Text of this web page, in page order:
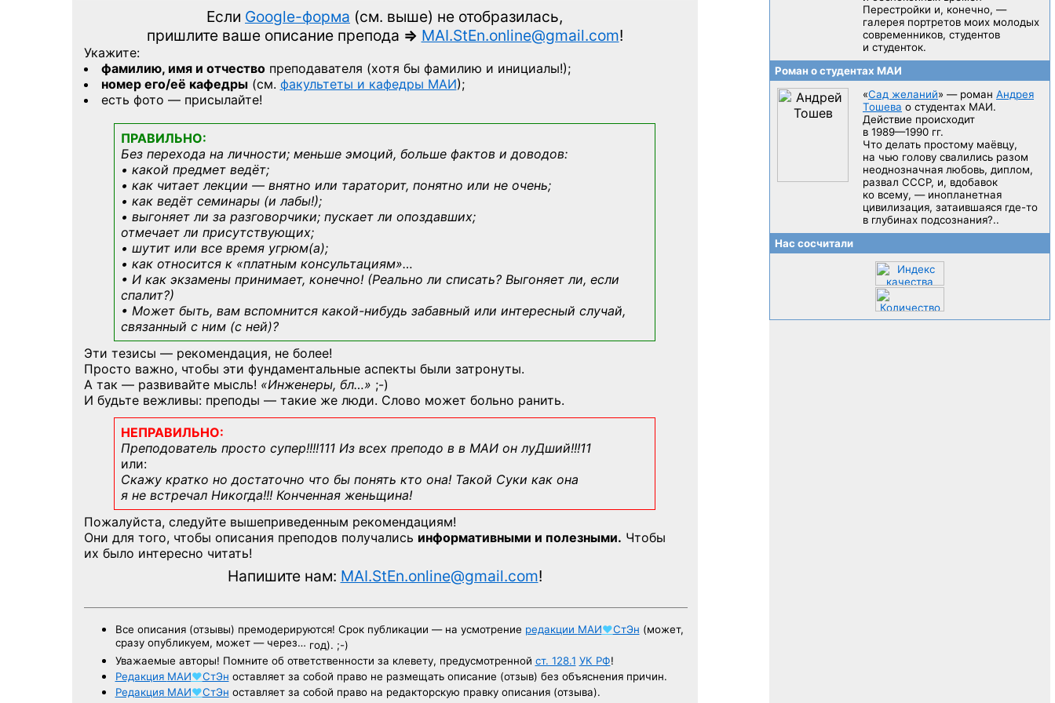
Если Google-форма (см. выше) не отобразилась,
пришлите ваше описание препода => MAI.StEn.online@gmail.com!
Укажите:
фамилию, имя и отчествопреподавателя (хотя бы фамилию и инициалы!);
номер его/её кафедры(см. факультеты и кафедры МАИ);
есть фото — присылайте!
ПРАВИЛЬНО:
Без перехода на личности; меньше эмоций, больше фактов и доводов:
• какой предмет ведёт;
• как читает лекции — внятно или тараторит, понятно или не очень;
• как ведёт семинары (и лабы!);
• выгоняет ли за разговорчики; пускает ли опоздавших;
отмечает ли присутствующих;
• шутит или все время угрюм(а);
• как относится к «платным консультациям»…
• И как экзамены принимает, конечно! (Реально ли списать? Выгоняет ли, если
спалит?)
• Может быть, вам вспомнится какой-нибудь забавный или интересный случай,
связанный с ним (с ней)?
Эти тезисы — рекомендация, не более!
Просто важно, чтобы эти фундаментальные аспекты были затронуты.
А так — развивайте мысль! «Инженеры, бл…» ;-)
И будьте вежливы: преподы — такие же люди. Слово может больно ранить.
НЕПРАВИЛЬНО:
Преподователь просто супер!!!!111 Из всех преподо в в МАИ он луДший!!!11
или:
Скажу кратко но достаточно что бы понять кто она! Такой Суки как она
я не встречал Никогда!!! Конченная женьщина!
Пожалуйста, следуйте вышеприведенным рекомендациям!
Они для того, чтобы описания преподов получались информативными и полезными. Чтобы
их было интересно читать!
Напишите нам: MAI.StEn.online@gmail.com!
Все описания (отзывы) премодерируются! Срок публикации — на усмотрение редакции МАИ♥СтЭн (может,
сразу опубликуем, может — через… год). ;-)
Уважаемые авторы! Помните об ответственности за клевету, предусмотренной ст. 128.1 УК РФ!
Редакция МАИ♥СтЭн оставляет за собой право не размещать описание (отзыв) без объяснения причин.
Редакция МАИ♥СтЭн оставляет за собой право на редакторскую правку описания (отзыва).
Перестройки и, конечно, —
галерея портретов моих молодых
современников, студентов
и студенток.
Роман о студентах МАИ
«Сад желаний» — роман Андрея
Тошева о студентах МАИ.
Действие происходит
в 1989—1990 гг.
Что делать простому маёвцу,
на чью голову свалились разом
неоднозначная любовь, диплом,
развал CCCP, и, вдобавок
ко всему, — инопланетная
цивилизация, затаившаяся где-то
в глубинах подсознания?..
Нас сосчитали